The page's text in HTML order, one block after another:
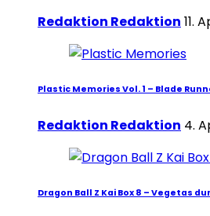
Redaktion Redaktion 11.
Plastic Memories Vol. 1 – Blade
Redaktion Redaktion 4.
Dragon Ball Z Kai Box 8 – Vegetas